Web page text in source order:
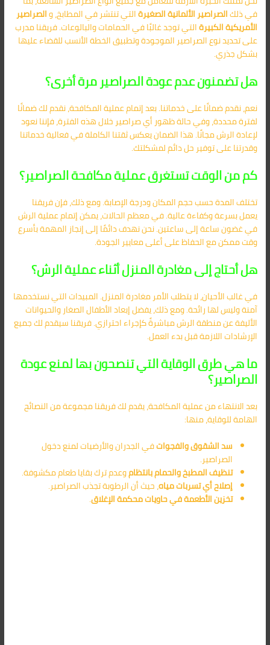
في ذلكالصراصير الألمانية الصغيرةالتي تنتشر في المطابخ، والصراصير
الأمريكية الكبيرةالتي توجد غالبًا في الحمامات والبالوعات. فريقنا مدرب
على تحديد نوع الصراصير الموجودة وتطبيق الخطة الأنسب للقضاء عليها
بشكل جذري.
هل تضمنون عدم عودة الصراصير مرة أخرى؟
نعم، نقدم ضمانًا على خدماتنا. بعد إتمام عملية المكافحة، نقدم لك ضمانًا
لفترة محددة، وفي حالة ظهور أي صراصير خلال هذه الفترة، فإننا نعود
لإعادة الرش مجانًا. هذا الضمان يعكس ثقتنا الكاملة في فعالية خدماتنا
وقدرتنا على توفير حل دائم لمشكلتك.
كم من الوقت تستغرق عملية مكافحة الصراصير؟
تختلف المدة حسب حجم المكان ودرجة الإصابة. ومع ذلك، فإن فريقنا
يعمل بسرعة وكفاءة عالية. في معظم الحالات، يمكن إتمام عملية الرش
في غضون ساعة إلى ساعتين. نحن نهدف دائمًا إلى إنجاز المهمة بأسرع
وقت ممكن مع الحفاظ على أعلى معايير الجودة.
هل أحتاج إلى مغادرة المنزل أثناء عملية الرش؟
في غالب الأحيان، لا يتطلب الأمر مغادرة المنزل. المبيدات التي نستخدمها
آمنة وليس لها رائحة. ومع ذلك، يفضل إبعاد الأطفال الصغار والحيوانات
الأليفة عن منطقة الرش مباشرةً كإجراء احترازي. فريقنا سيقدم لك جميع
الإرشادات اللازمة قبل بدء العمل.
ما هي طرق الوقاية التي تنصحون بها لمنع عودة
الصراصير؟
بعد الانتهاء من عملية المكافحة، يقدم لك فريقنا مجموعة من النصائح
الهامة للوقاية، منها:
سد الشقوق والفجواتفي الجدران والأرضيات لمنع دخول
الصراصير.
تنظيف المطبخ والحمام بانتظاموعدم ترك بقايا طعام مكشوفة.
إصلاح أي تسربات مياه، حيث أن الرطوبة تجذب الصراصير.
تخزين الأطعمة في حاويات محكمة الإغلاق.